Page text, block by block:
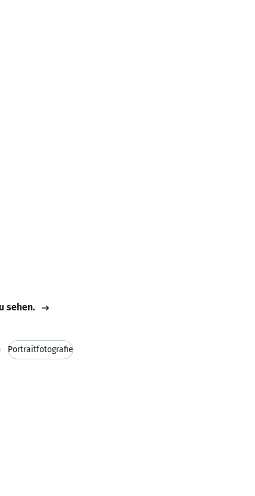
sehen.
Portraitfotografie